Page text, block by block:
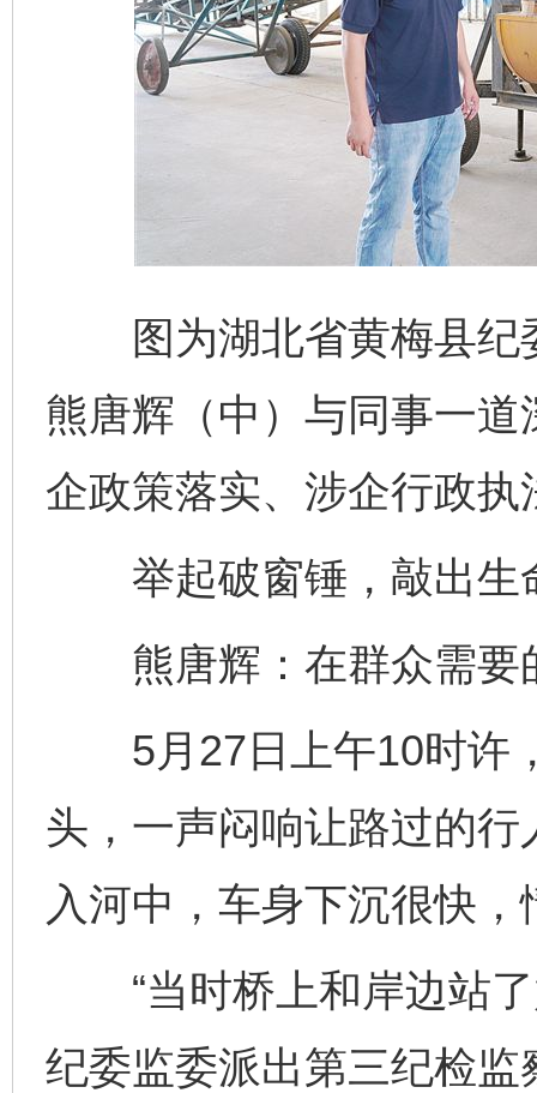
图为湖北省黄梅县纪
熊唐辉（中）与同事一
企政策落实、涉企行政
举起破窗锤，敲出生
熊唐辉：在群众需要
5月27日上午10时许
头，一声闷响让路过的
入河中，车身下沉很快
“当时桥上和岸边站了
纪委监委派出第三纪检